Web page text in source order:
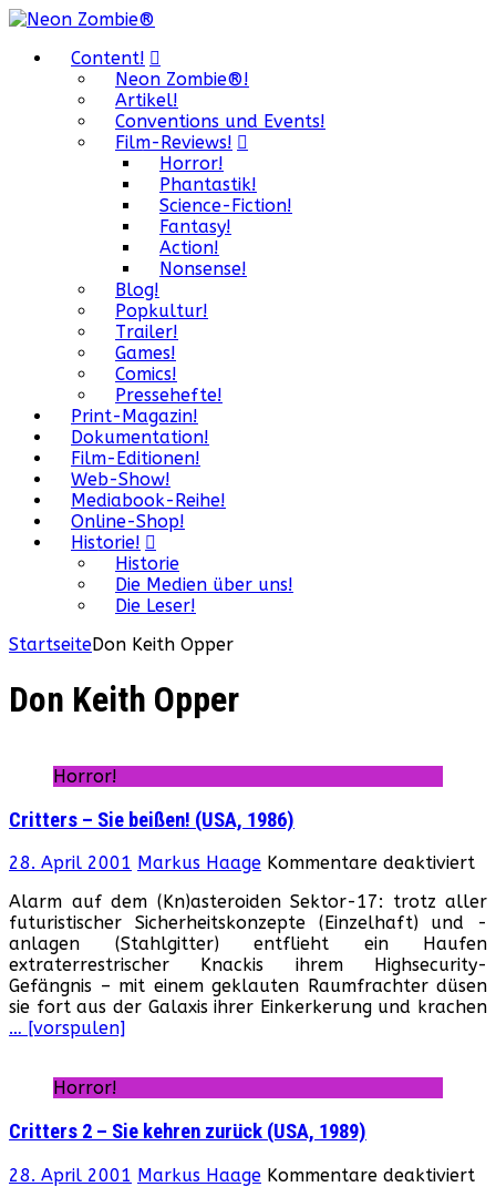
Content!
Neon Zombie®!
Artikel!
Conventions und Events!
Film-Reviews!
Horror!
Phantastik!
Science-Fiction!
Fantasy!
Action!
Nonsense!
Blog!
Popkultur!
Trailer!
Games!
Comics!
Pressehefte!
Print-Magazin!
Dokumentation!
Film-Editionen!
Web-Show!
Mediabook-Reihe!
Online-Shop!
Historie!
Historie
Die Medien über uns!
Die Leser!
StartseiteDon Keith Opper
Don Keith Opper
Horror!
Critters – Sie beißen! (USA, 1986)
28. April 2001 Markus Haage Kommentare deaktiviert
–
Sie
Alarm auf dem (Kn)asteroiden Sektor-17: trotz aller
futuristischer Sicherheitskonzepte (Einzelhaft) und -
anlagen (Stahlgitter) entflieht ein Haufen
extraterrestrischer Knackis ihrem Highsecurity-
Gefängnis – mit einem geklauten Raumfrachter düsen
sie fort aus der Galaxis ihrer Einkerkerung und krachen
… [vorspulen]
Horror!
Critters 2 – Sie kehren zurück (USA, 1989)
28. April 2001 Markus Haage Kommentare deaktiviert